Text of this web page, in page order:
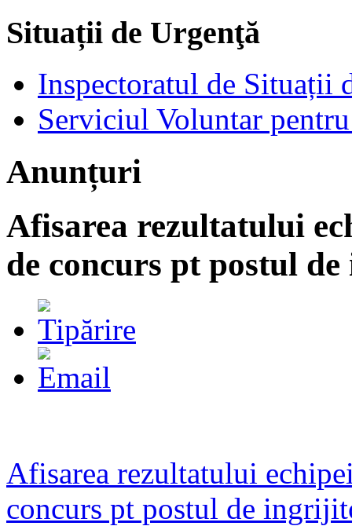
Situații de Urgenţă
Inspectoratul de Situații
Serviciul Voluntar
Anunțuri
Afisarea rezultatului
de concurs pt postul
Afisarea rezultatului
concurs pt postul de